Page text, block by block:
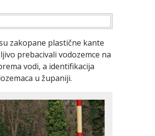
zakopane plastične kante
prebacivali vodozemce na
vodi, a identifikacija
u županiji.